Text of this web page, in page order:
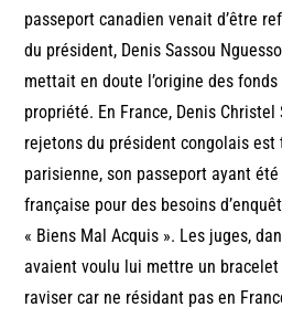
passeport canadien venait d’être
du président, Denis Sassou
mettait en doute l’origine des fonds
propriété. En France, Denis Christel
rejetons du président congolais
parisienne, son passeport ayant
française pour des besoins
« Biens Mal Acquis ». Les juges,
avaient voulu lui mettre un
raviser car ne résidant pas en